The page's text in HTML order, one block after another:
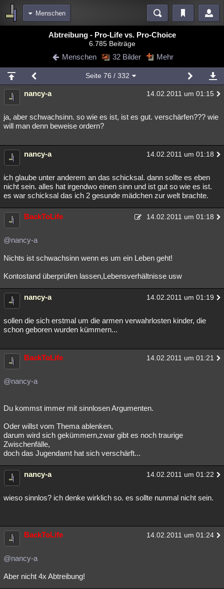
Menschen
Blogs Videos
Chat Wiki Neuigkeiten
meine Rubriken
Menschen Mystery Kriminalfälle
Spiritualität Verschwörungen Technologie Ufologie
weitere Rubriken
Philosophie
Astronomie Helpdesk Gruppen Gaming Filme
Übersichten
Lesenswert Schlüsselwörter
Abtreibung - Pro-Life vs. Pro-Choice
6.785 Beiträge
Menschen 32 Bilder Mehr
Seite 76 / 332
nancy-a 14.02.2011 um 01:15
ja, aber schwachsinn. so wie es ist, ist es gut. verschärfen??? wie
will man denn beweise ordern?
nancy-a 14.02.2011 um 01:18
ich glaube unter anderem an das schicksal. dann sollte es eben
nicht sein. alles hat irgendwo einen sinn und ist gut so wie es ist.
es war schicksal das ich 2 gesunde mädchen zur welt brachte.
BackToLife 14.02.2011 um 01:18
@nancy-a
Nichts ist schwachsinn wenn es um ein Leben geht!
Kontostand überprüfen lassen,Lebensverhältnisse usw
nancy-a 14.02.2011 um 01:19
sollen die sich erstmal um die armen verwahrlosten kinder, die
schon geboren wurden kümmern...
BackToLife 14.02.2011 um 01:21
@nancy-a
Du kommst immer mit sinnlosen Argumenten.
Oder willst vom Thema ablenken,
darum wird sich gekümmern,zwar gibt es noch traurige
Zwischenfälle,
doch das Jugendamt hat sich verschärft...
nancy-a 14.02.2011 um 01:22
wieso sinnlos? ich denke wirklich so. es sollte nunmal nicht sein.
BackToLife 14.02.2011 um 01:24
@nancy-a
Aber nicht 4x Abtreibung!